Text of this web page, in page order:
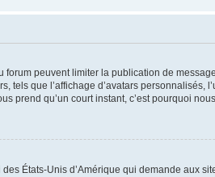
forum peuvent limiter la publication de
que l’affichage d’avatars personnalisés,
prend qu’un court instant, c’est pourquoi
États-Unis d’Amérique qui demande aux